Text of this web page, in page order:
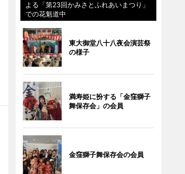
よる「第23回かみさとふれあいまつり」
での花魁道中
東大御堂八十八夜会演芸祭
の様子
満寿姫に扮する「金窪獅子
舞保存会」の会員
金窪獅子舞保存会の会員